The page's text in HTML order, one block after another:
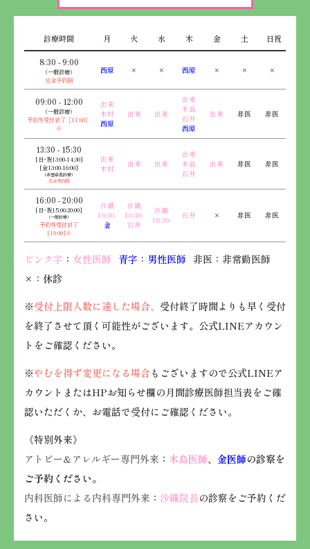
診療時間 月 火 水 木 金 土 日祝
8:30 - 9:00
（一般診療）
完全予約制
西原 × × 西原 × × ×
09:00 - 12:00
（一般診療）
予約外受付終了［11:00］
※
出来
木村
西原
出来 出来
出来
木島
石井
西原
出来 非医 非医
13:30 - 15:30
[日･祝13:00-14:30]
[金13:00-16:00]
（非感染者診療）
完全予約制
出来
木村
出来 出来
出来
木島
石井
出来 非医 非医
16:00 - 20:00
[日･祝15:00-20:00]
（一般診療）
予約外受付終了
[19:00]※
沙織
16:30-
金
沙織
16:30-
石井
沙織
16:30-
石井 × 非医 非医
ピンク字 ： 女性医師 青字 ： 男性医師 非医：非常勤医師
×：休診
※受付上限人数に達した場合、 受付終了時間よりも早く受付
を終了させて頂く可能性がございます。公式LINEアカウン
トをご確認ください。
※やむを得ず変更になる場合 もございますので公式LINEア
カウントまたはHPお知らせ欄の月間診療医師担当表をご確
認いただくか、お電話で受付にご確認ください。
《特別外来》
アトピー&アレルギー専門外来 ： 木島医師、 金医師の診察を
ご予約ください。
内科医師による内科専門外来 ： 沙織院長の診察をご予約くだ
さい。